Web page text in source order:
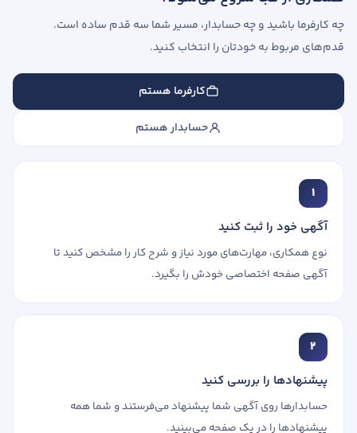
چه کارفرما باشید و چه حسابدار، مسیر شما سه قدم ساده است.
قدم‌های مربوط به خودتان را انتخاب کنید.
کارفرما هستم
حسابدار هستم
1
آگهی خود را ثبت کنید
نوع همکاری، مهارت‌های مورد نیاز و شرح کار را مشخص کنید تا
آگهی صفحه اختصاصی خودش را بگیرد.
2
پیشنهادها را بررسی کنید
حسابدارها روی آگهی شما پیشنهاد می‌فرستند و شما همه
پیشنهادها را در یک صفحه می‌بینید.